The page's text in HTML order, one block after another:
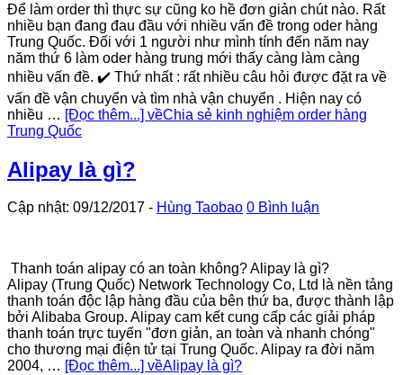
Để làm order thì thực sự cũng ko hề đơn giản chút nào. Rất
nhiều bạn đang đau đầu với nhiều vấn đề trong oder hàng
Trung Quốc. Đối với 1 người như mình tính đến năm nay
năm thứ 6 làm oder hàng trung mới thấy càng làm càng
nhiều vấn đề. ✔️ Thứ nhất : rất nhiều câu hỏi được đặt ra về
vấn đề vận chuyển và tìm nhà vận chuyển . Hiện nay có
nhiều … [Đọc thêm...] vềChia sẻ kinh nghiệm order hàng
Trung Quốc
Alipay là gì?
Cập nhật: 09/12/2017 - Hùng Taobao 0 Bình luận
Thanh toán alipay có an toàn không? Alipay là gì?
Alipay (Trung Quốc) Network Technology Co, Ltd là nền tảng
thanh toán độc lập hàng đầu của bên thứ ba, được thành lập
bởi Alibaba Group. Alipay cam kết cung cấp các giải pháp
thanh toán trực tuyến "đơn giản, an toàn và nhanh chóng"
cho thương mại điện tử tại Trung Quốc. Alipay ra đời năm
2004, … [Đọc thêm...] vềAlipay là gì?